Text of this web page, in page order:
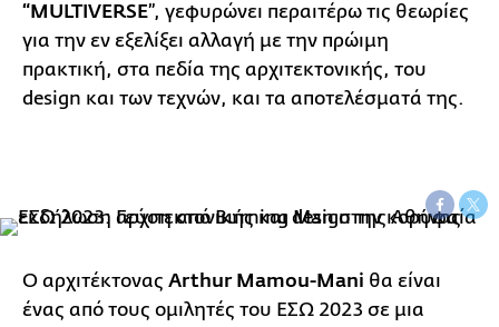
“MULTIVERSE”, γεφυρώνει περαιτέρω τις θεωρίες
για την εν εξελίξει αλλαγή με την πρώιμη
πρακτική, στα πεδία της αρχιτεκτονικής, του
design και των τεχνών, και τα αποτελέσματά της.
Ο αρχιτέκτονας Arthur Mamou-Mani θα είναι
ένας από τους ομιλητές του ΕΣΩ 2023 σε μια